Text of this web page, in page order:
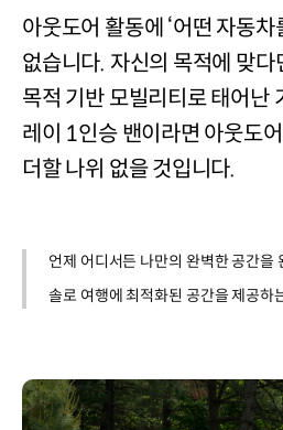
아웃도어 활동에 ‘어떤 자동
없습니다. 자신의 목적에 맞
목적 기반 모빌리티로 태어난
레이 1인승 밴이라면 아웃도
더할 나위 없을 것입니다.
언제 어디서든 나만의 완벽한 공간을
솔로 여행에 최적화된 공간을 제공하